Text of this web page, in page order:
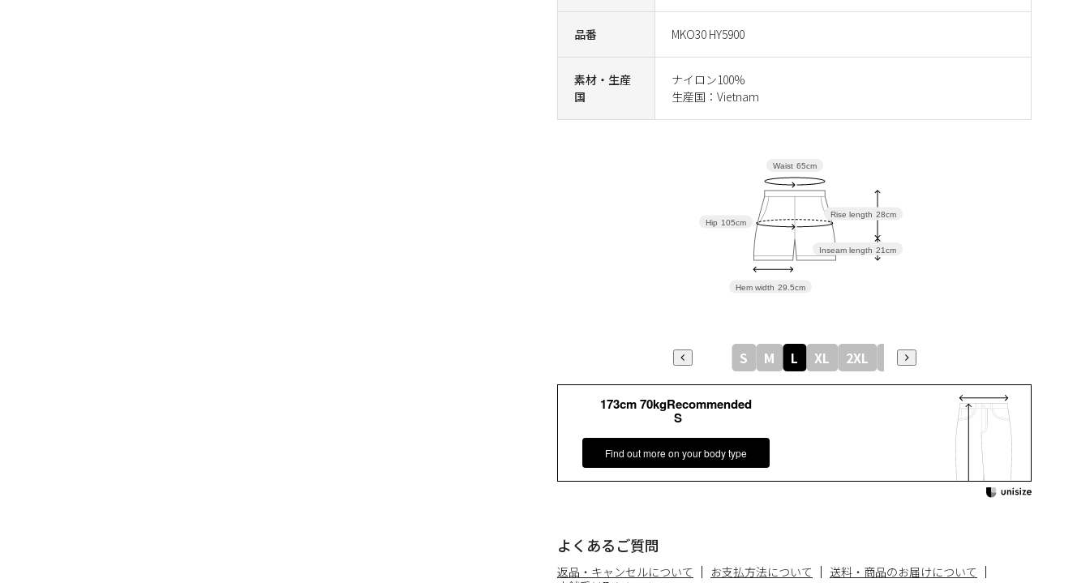
品番 MKO30 HY5900
素材・生産
国
ナイロン100%
生産国：Vietnam
よくあるご質問
返品・キャンセルについて お支払方法について
送料・商品のお届けについて
173cm 70kgRecommended
S
Find out more on your body type
Rise length 28cm
Inseam length 21cm
Hem width 29.5cm
Hip 105cm
Waist 65cm
S M L XL 2XL 3XL